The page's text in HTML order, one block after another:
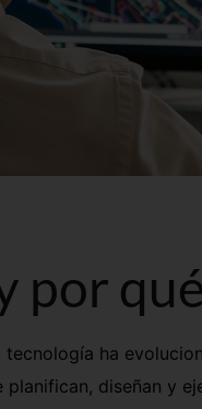
por
ha
diseñan y